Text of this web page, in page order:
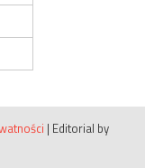
| Editorial by